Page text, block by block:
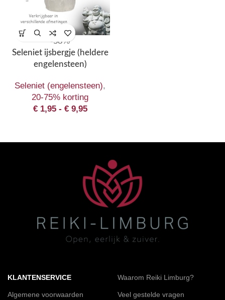
-58%
Seleniet ijsbergje (heldere
engelensteen)
Seleniet (engelensteen),
20-75% korting
€1,95 - €9,95
KLANTENSERVICE
Algemene voorwaarden
Waarom Reiki Limburg?
Veel gestelde vragen